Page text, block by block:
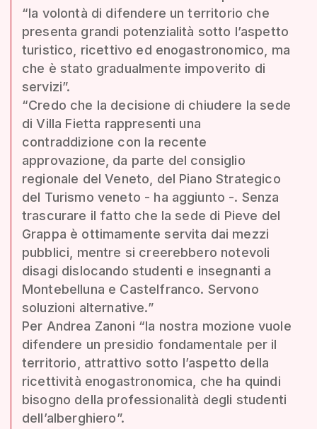
“la volontà di difendere un territorio che
presenta grandi potenzialità sotto l’aspetto
turistico, ricettivo ed enogastronomico, ma
che è stato gradualmente impoverito di
servizi”.
“Credo che la decisione di chiudere la sede
di Villa Fietta rappresenti una
contraddizione con la recente
approvazione, da parte del consiglio
regionale del Veneto, del Piano Strategico
del Turismo veneto - ha aggiunto -. Senza
trascurare il fatto che la sede di Pieve del
Grappa è ottimamente servita dai mezzi
pubblici, mentre si creerebbero notevoli
disagi dislocando studenti e insegnanti a
Montebelluna e Castelfranco. Servono
soluzioni alternative.”
Per Andrea Zanoni “la nostra mozione vuole
difendere un presidio fondamentale per il
territorio, attrattivo sotto l’aspetto della
ricettività enogastronomica, che ha quindi
bisogno della professionalità degli studenti
dell’alberghiero”.